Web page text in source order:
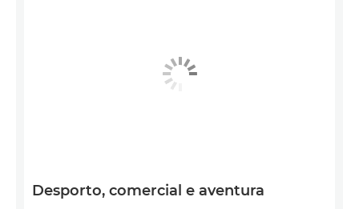
Desporto, comercial e aventura